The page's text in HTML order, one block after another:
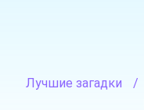
Лучшие загадки /